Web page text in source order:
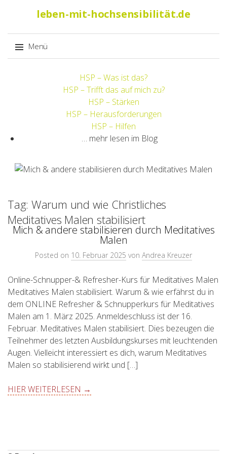
leben-mit-hochsensibilität.de
Menü
HSP – Was ist das?
HSP – Trifft das auf mich zu?
HSP – Stärken
HSP – Herausforderungen
HSP – Hilfen
… mehr lesen im Blog
Tag: Warum und wie Christliches
Meditatives Malen stabilisiert
Mich & andere stabilisieren durch Meditatives
Malen
Posted on 10. Februar 2025 von Andrea Kreuzer
Online-Schnupper-& Refresher-Kurs für Meditatives Malen
Meditatives Malen stabilisiert. Warum & wie erfährst du in
dem ONLINE Refresher & Schnupperkurs für Meditatives
Malen am 1. März 2025. Anmeldeschluss ist der 16.
Februar. Meditatives Malen stabilisiert. Dies bezeugen die
Teilnehmer des letzten Ausbildungskurses mit leuchtenden
Augen. Vielleicht interessiert es dich, warum Meditatives
Malen so stabilisierend wirkt und […]
HIER WEITERLESEN →